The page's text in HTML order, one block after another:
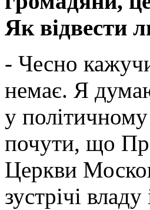
Як відвести
- Чесно
немає. Я
у
почути, що
Церкви
зустрічі